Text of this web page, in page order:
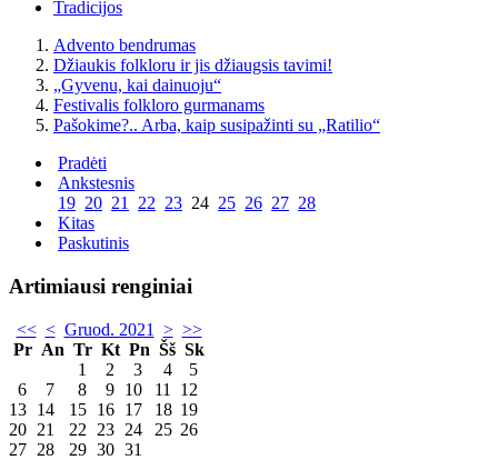
Tradicijos
Advento bendrumas
Džiaukis folkloru ir jis džiaugsis tavimi!
„Gyvenu, kai dainuoju“
Festivalis folkloro gurmanams
Pašokime?.. Arba, kaip susipažinti su „Ratilio“
Pradėti
Ankstesnis
19 20 21 22 23 24 25 26 27 28
Kitas
Paskutinis
Artimiausi renginiai
<< < Gruod. 2021 > >>
Pr An Tr Kt Pn Šš Sk
1
2 3 4
5
6
7 8 9 10 11
12
13 14 15 16 17 18 19
20 21 22 23 24 25 26
27 28 29 30 31